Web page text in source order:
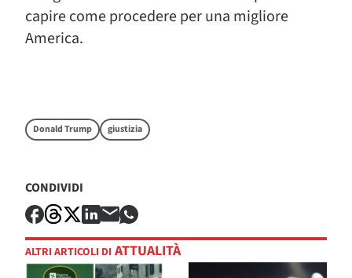
capire come procedere per una migliore
America.
Donald Trump giustizia
CONDIVIDI
ALTRI ARTICOLI DI ATTUALITÀ